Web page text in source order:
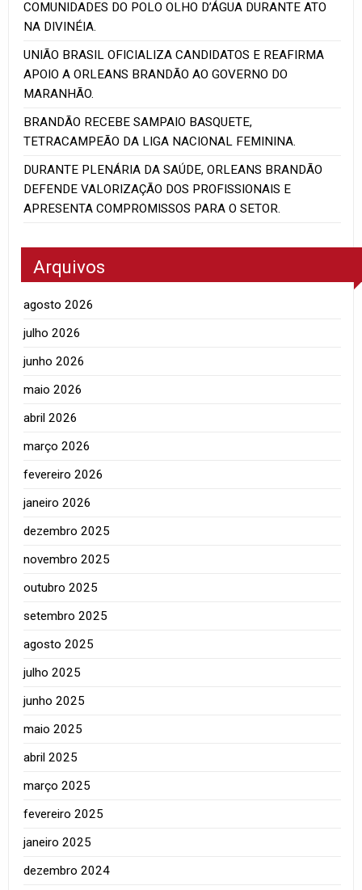
COMUNIDADES DO POLO OLHO D’ÁGUA DURANTE ATO
NA DIVINÉIA.
UNIÃO BRASIL OFICIALIZA CANDIDATOS E REAFIRMA
APOIO A ORLEANS BRANDÃO AO GOVERNO DO
MARANHÃO.
BRANDÃO RECEBE SAMPAIO BASQUETE,
TETRACAMPEÃO DA LIGA NACIONAL FEMININA.
DURANTE PLENÁRIA DA SAÚDE, ORLEANS BRANDÃO
DEFENDE VALORIZAÇÃO DOS PROFISSIONAIS E
APRESENTA COMPROMISSOS PARA O SETOR.
Arquivos
agosto 2026
julho 2026
junho 2026
maio 2026
abril 2026
março 2026
fevereiro 2026
janeiro 2026
dezembro 2025
novembro 2025
outubro 2025
setembro 2025
agosto 2025
julho 2025
junho 2025
maio 2025
abril 2025
março 2025
fevereiro 2025
janeiro 2025
dezembro 2024